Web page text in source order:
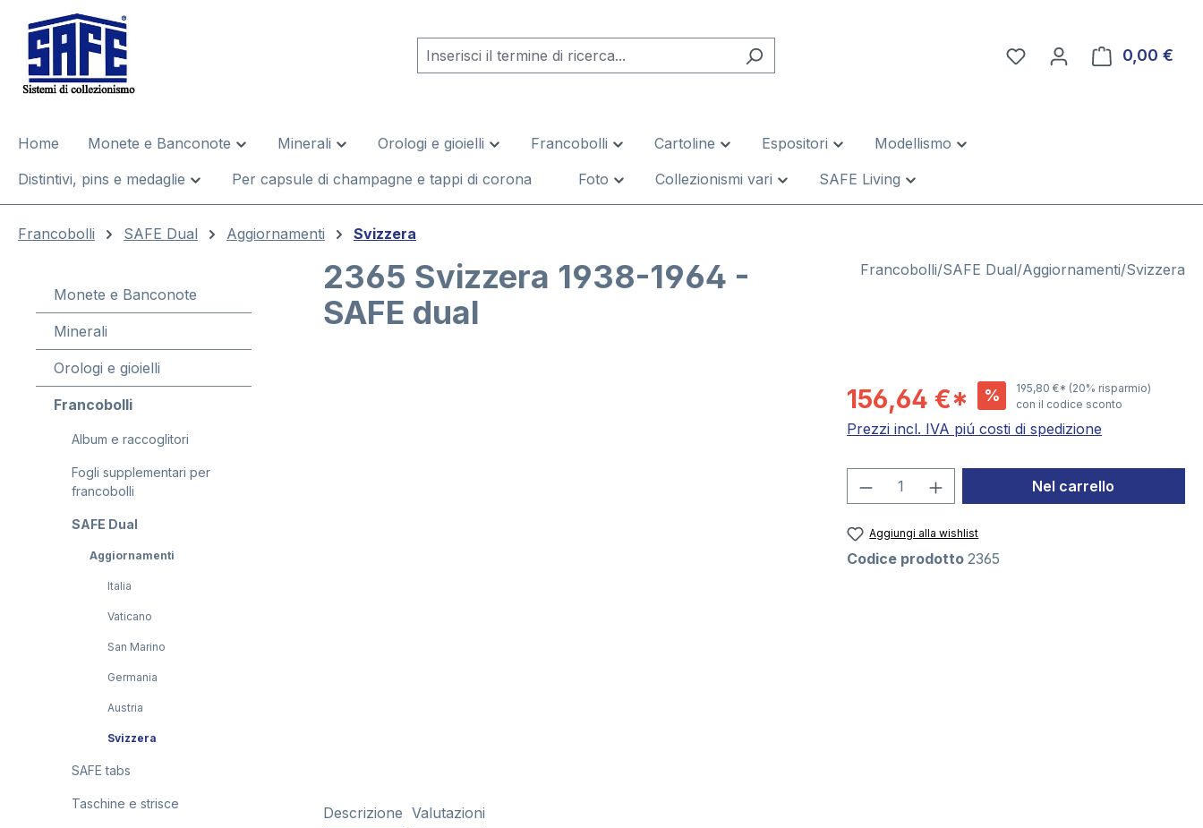
Passa alla navigazione principale
0,00 €
Home Monete e Banconote Minerali Orologi e gioielli Francobolli Cartoline Espositori
Modellismo
Distintivi, pins e medaglie
Per capsule di champagne e tappi di corona Foto Collezionismi vari SAFE Living
Francobolli SAFE Dual Aggiornamenti Svizzera
Monete e Banconote
Minerali
Orologi e gioielli
Francobolli
Album e raccoglitori
Fogli supplementari per
francobolli
SAFE Dual
Aggiornamenti
Italia
Vaticano
San Marino
Germania
Austria
Svizzera
SAFE tabs
Taschine e strisce
2365 Svizzera 1938-1964 -
SAFE dual
Francobolli/SAFE Dual/Aggiornamenti/Svizzera
156,64 €* % 195,80 €* (20% risparmio)
con il codice sconto
Prezzi incl. IVA piú costi di spedizione
Quantità del prodotto: inserisci
Nel carrello
Aggiungi alla wishlist
Codice prodotto2365
Descrizione Valutazioni